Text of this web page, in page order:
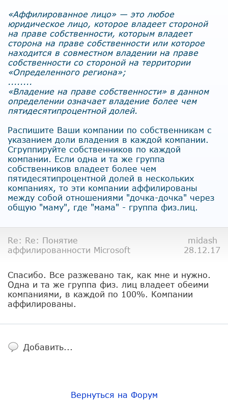
«Аффилированное лицо» — это любое
юридическое лицо, которое владеет стороной
на праве собственности, которым владеет
сторона на праве собственности или которое
находится в совместном владении на праве
собственности со стороной на территории
«Определенного региона»;
........
«Владение на праве собственности» в данном
определении означает владение более чем
пятидесятипроцентной долей.
Распишите Ваши компании по собственникам с
указанием доли владения в каждой компании.
Сгруппируйте собственников по каждой
компании. Если одна и та же группа
собственников владеет более чем
пятидесятипроцентной долей в нескольких
компаниях, то эти компании аффилированы
между собой отношениями "дочка-дочка" через
общую "маму", где "мама" - группа физ.лиц.
Re: Re: Понятие
аффилированности Microsoft
midash
28.12.17
Спасибо. Все разжевано так, как мне и нужно.
Одна и та же группа физ. лиц владеет обеими
компаниями, в каждой по 100%. Компании
аффилированы.
Добавить...
Вернуться на Форум